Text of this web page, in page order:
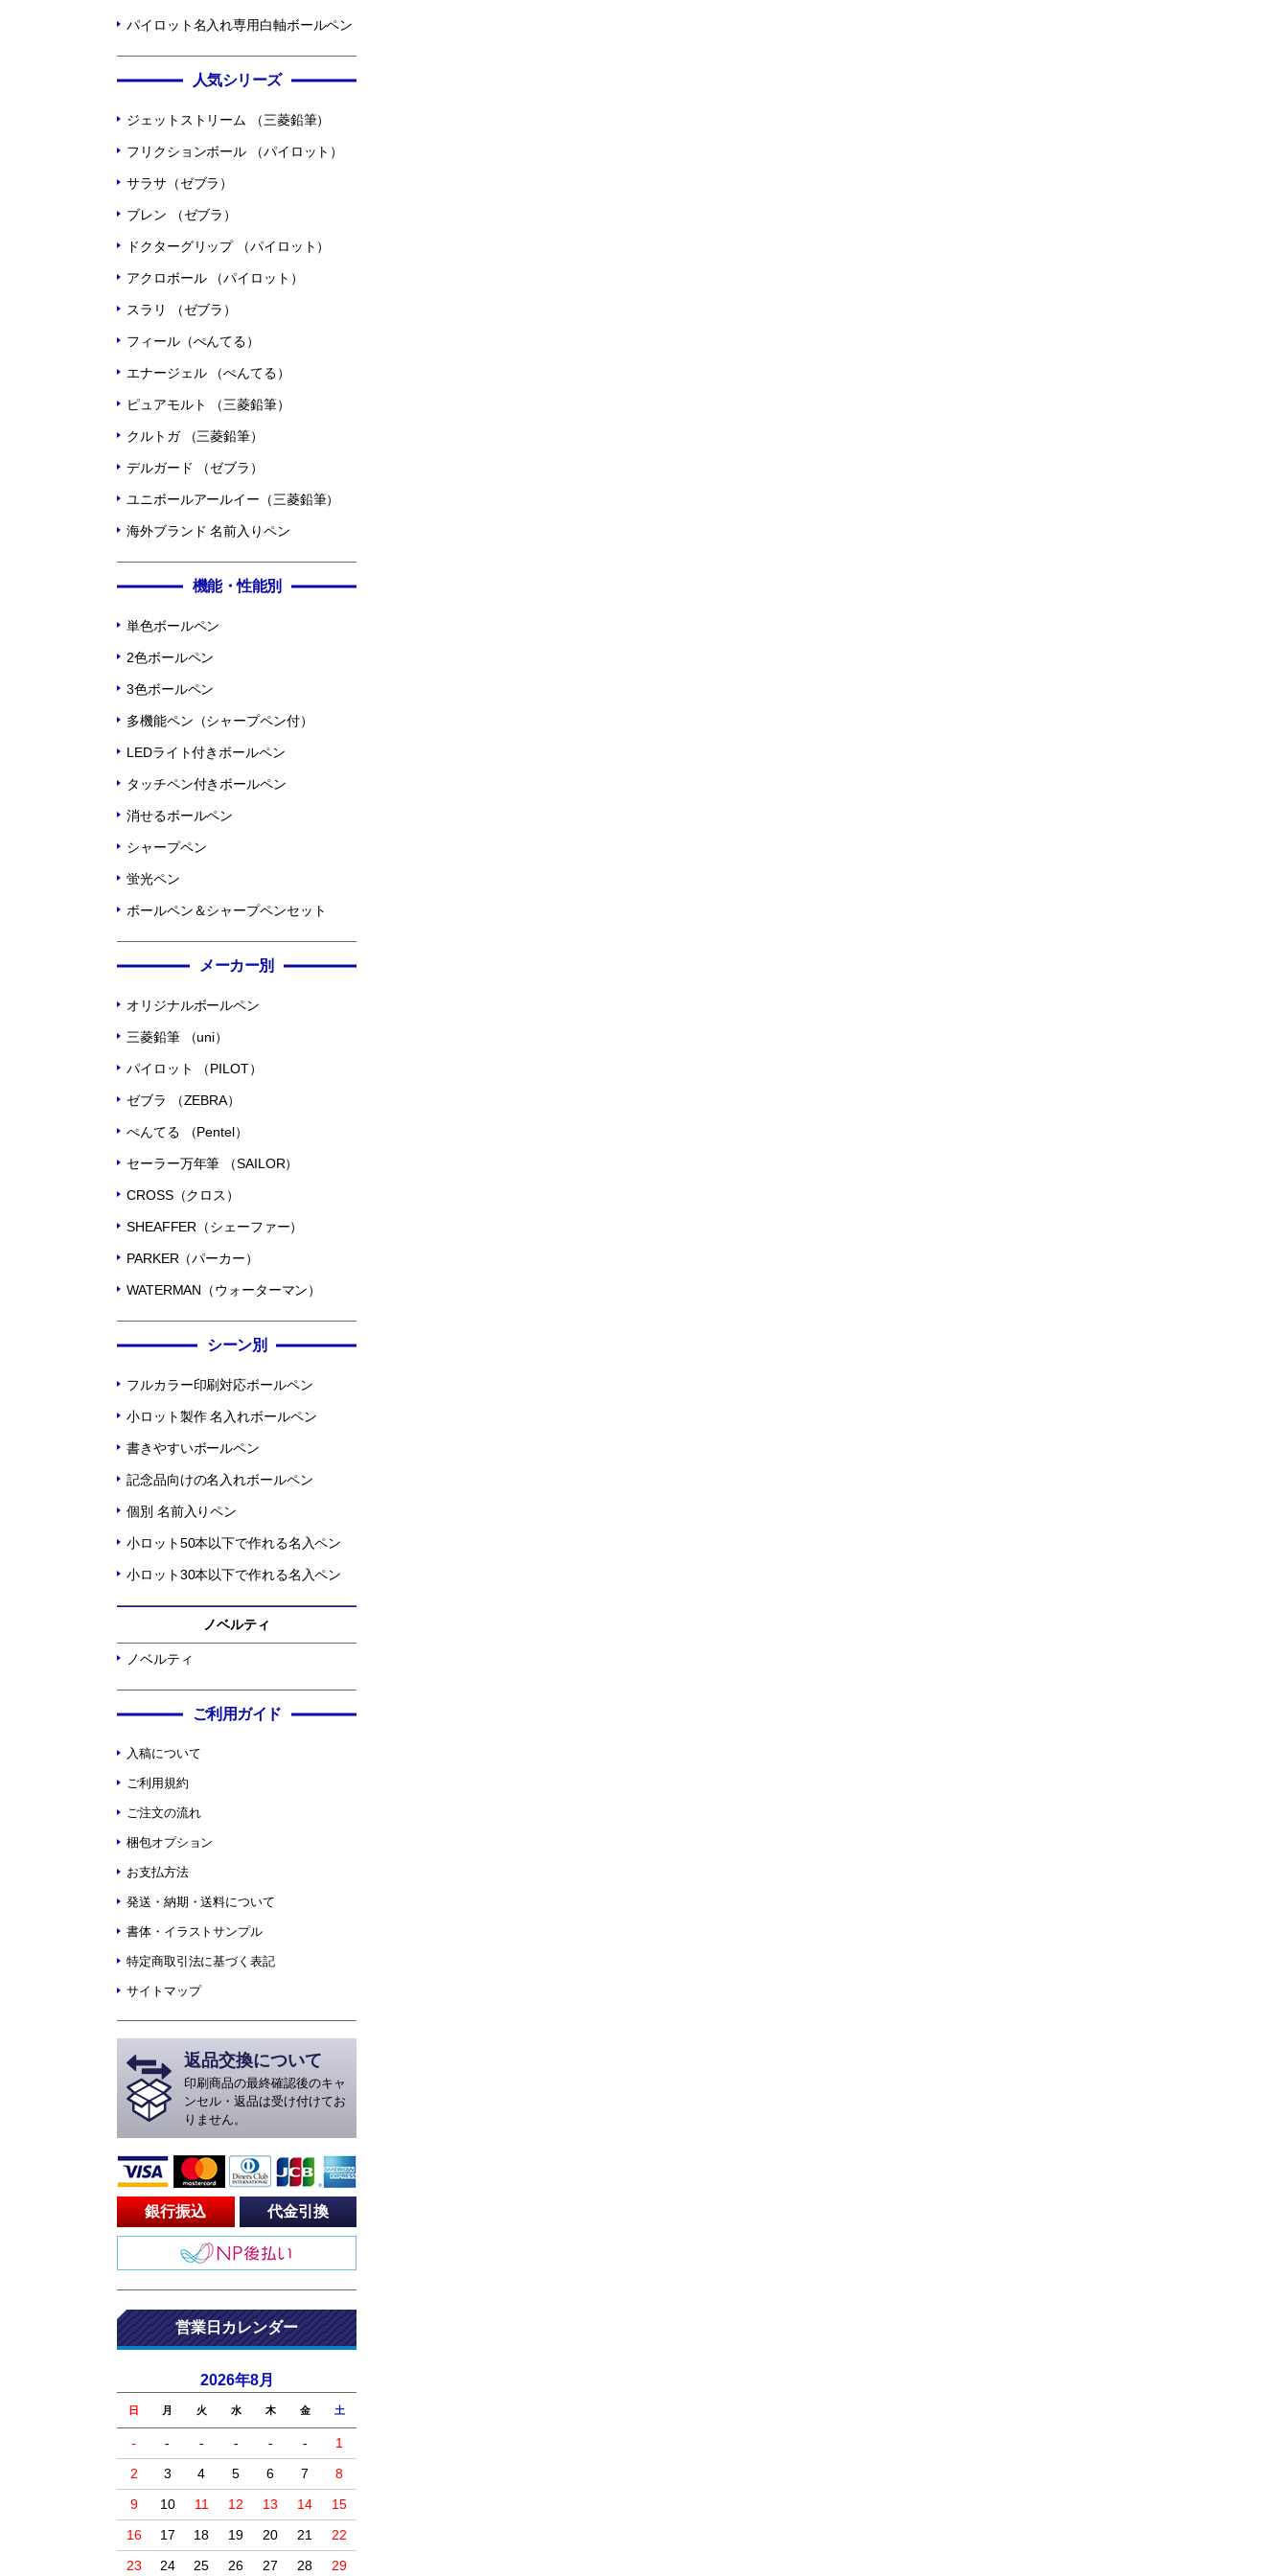
パイロット名入れ専用白軸ボールペン
人気シリーズ
ジェットストリーム （三菱鉛筆）
フリクションボール （パイロット）
サラサ（ゼブラ）
ブレン （ゼブラ）
ドクターグリップ （パイロット）
アクロボール （パイロット）
スラリ （ゼブラ）
フィール（ぺんてる）
エナージェル （ぺんてる）
ピュアモルト （三菱鉛筆）
クルトガ （三菱鉛筆）
デルガード （ゼブラ）
ユニボールアールイー（三菱鉛筆）
海外ブランド 名前入りペン
機能・性能別
単色ボールペン
2色ボールペン
3色ボールペン
多機能ペン（シャープペン付）
LEDライト付きボールペン
タッチペン付きボールペン
消せるボールペン
シャープペン
蛍光ペン
ボールペン＆シャープペンセット
メーカー別
オリジナルボールペン
三菱鉛筆 （uni）
パイロット （PILOT）
ゼブラ （ZEBRA）
ぺんてる （Pentel）
セーラー万年筆 （SAILOR）
CROSS（クロス）
SHEAFFER（シェーファー）
PARKER（パーカー）
WATERMAN（ウォーターマン）
シーン別
フルカラー印刷対応ボールペン
小ロット製作 名入れボールペン
書きやすいボールペン
記念品向けの名入れボールペン
個別 名前入りペン
小ロット50本以下で作れる名入ペン
小ロット30本以下で作れる名入ペン
ノベルティ
ノベルティ
ご利用ガイド
入稿について
ご利用規約
ご注文の流れ
梱包オプション
お支払方法
発送・納期・送料について
書体・イラストサンプル
特定商取引法に基づく表記
サイトマップ
返品交換について
印刷商品の最終確認後のキャ
ンセル・返品は受け付けてお
りません。
銀行振込 代金引換
営業日カレンダー
2026年8月
日 月 火 水 木 金 土
- - - - - -
1
2
3 4 5 6 7
8
9
10 11 12 13 14
15
16
17 18 19 20 21
22
23
24 25 26 27 28 29